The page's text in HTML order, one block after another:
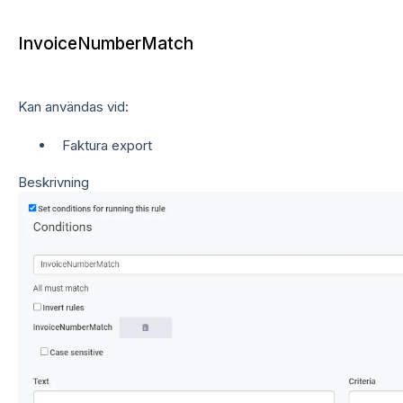
InvoiceNumberMatch
Kan användas vid:
Faktura export
Beskrivning